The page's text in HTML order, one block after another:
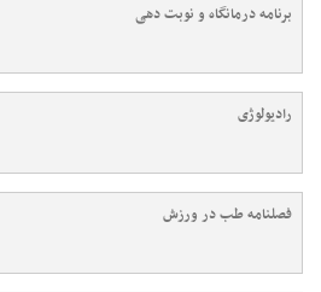
برنامه درمانگاه و نوبت دهی
رادیولوژی
فصلنامه طب در ورزش